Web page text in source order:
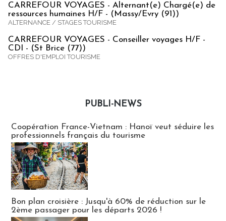
CARREFOUR VOYAGES - Alternant(e) Chargé(e) de
ressources humaines H/F - (Massy/Evry (91))
ALTERNANCE / STAGES TOURISME
CARREFOUR VOYAGES - Conseiller voyages H/F -
CDI - (St Brice (77))
OFFRES D'EMPLOI TOURISME
PUBLI-NEWS
Coopération France-Vietnam : Hanoï veut séduire les
professionnels français du tourisme
Bon plan croisière : Jusqu'à 60% de réduction sur le
2ème passager pour les départs 2026 !